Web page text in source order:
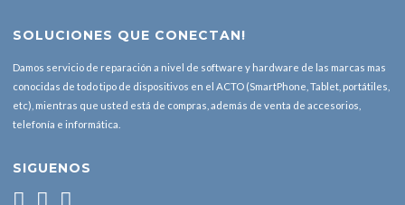
SOLUCIONES QUE CONECTAN!
Damos servicio de reparación a nivel de software y hardware de las marcas mas
conocidas de todo tipo de dispositivos en el ACTO (SmartPhone, Tablet, portátiles,
etc), mientras que usted está de compras, además de venta de accesorios,
telefonía e informática.
SIGUENOS